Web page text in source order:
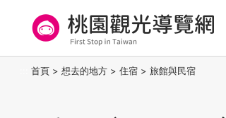
要
桃園觀光導覽網
首頁 > 想去的地方 > 住宿 > 旅館與民宿